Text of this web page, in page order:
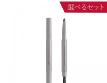
ォータープルーフ(*4)だから、レジ
ャーにも大活躍してくれます。*1
シリカ、セルロース、窒化ホウ素配
状の粉体*2 シリカ6種類、セルロー
『オルビスユー』発想で、乾燥によ
る小ジワをカバーしてハリ肌に整え
る高機能化粧下地毛穴や小ジワの凹
ンケア発想の化粧下地です。保湿成
クリームのようにぴたっと密着。乾